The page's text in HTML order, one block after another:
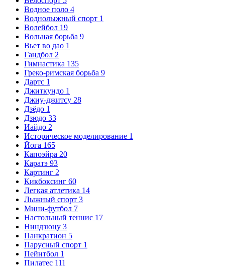
Водное поло 4
Воднолыжный спорт 1
Волейбол 19
Вольная борьба 9
Вьет во дао 1
Гандбол 2
Гимнастика 135
Греко-римская борьба 9
Дартс 1
Джиткундо 1
Джиу-джитсу 28
Дзёдо 1
Дзюдо 33
Иайдо 2
Историческое моделирование 1
Йога 165
Капоэйра 20
Каратэ 93
Картинг 2
Кикбоксинг 60
Легкая атлетика 14
Лыжный спорт 3
Мини-футбол 7
Настольный теннис 17
Ниндзюцу 3
Панкратион 5
Парусный спорт 1
Пейнтбол 1
Пилатес 111